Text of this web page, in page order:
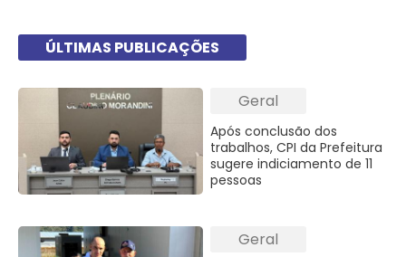
ÚLTIMAS PUBLICAÇÕES
Geral
Após conclusão dos
trabalhos, CPI da Prefeitura
sugere indiciamento de 11
pessoas
Geral